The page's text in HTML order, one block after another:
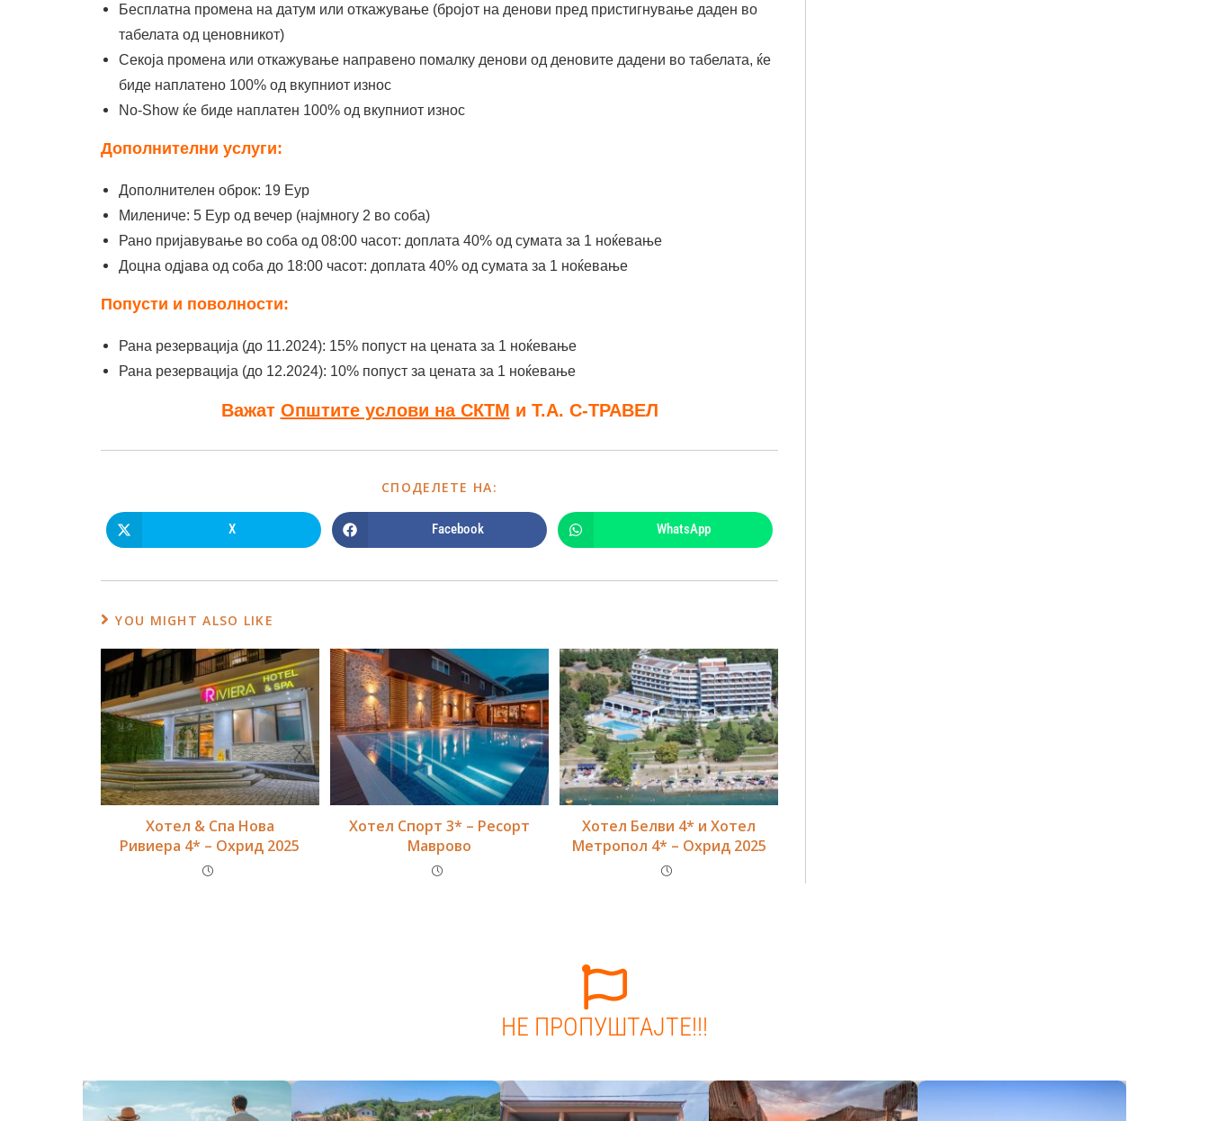
Бесплатна промена на датум или откажување (бројот на денови пред пристигнување даден во
табелата од ценовникот)
Секоја промена или откажување направено помалку денови од деновите дадени во табелата, ќе
биде наплатено 100% од вкупниот износ
No-Show ќе биде наплатен 100% од вкупниот износ
Дополнителни услуги:
Дополнителен оброк: 19 Еур
Милениче: 5 Еур од вечер (најмногу 2 во соба)
Рано пријавување во соба од 08:00 часот: доплата 40% од сумата за 1 ноќевање
Доцна одјава од соба до 18:00 часот: доплата 40% од сумата за 1 ноќевање
Попусти и поволности:
Рана резервација (до 11.2024): 15% попуст на цената за 1 ноќевање
Рана резервација (до 12.2024): 10% попуст за цената за 1 ноќевање
Важат Општите услови на СКТМ и Т.А. С-ТРАВЕЛ
СПОДЕЛЕТЕ НА:
X Facebook WhatsApp
YOU MIGHT ALSO LIKE
Хотел & Спа Нова
Ривиера 4* – Охрид 2025
Хотел Спорт 3* – Ресорт
Маврово
Хотел Белви 4* и Хотел
Метропол 4* – Охрид 2025
НЕ ПРОПУШТАЈТЕ!!!